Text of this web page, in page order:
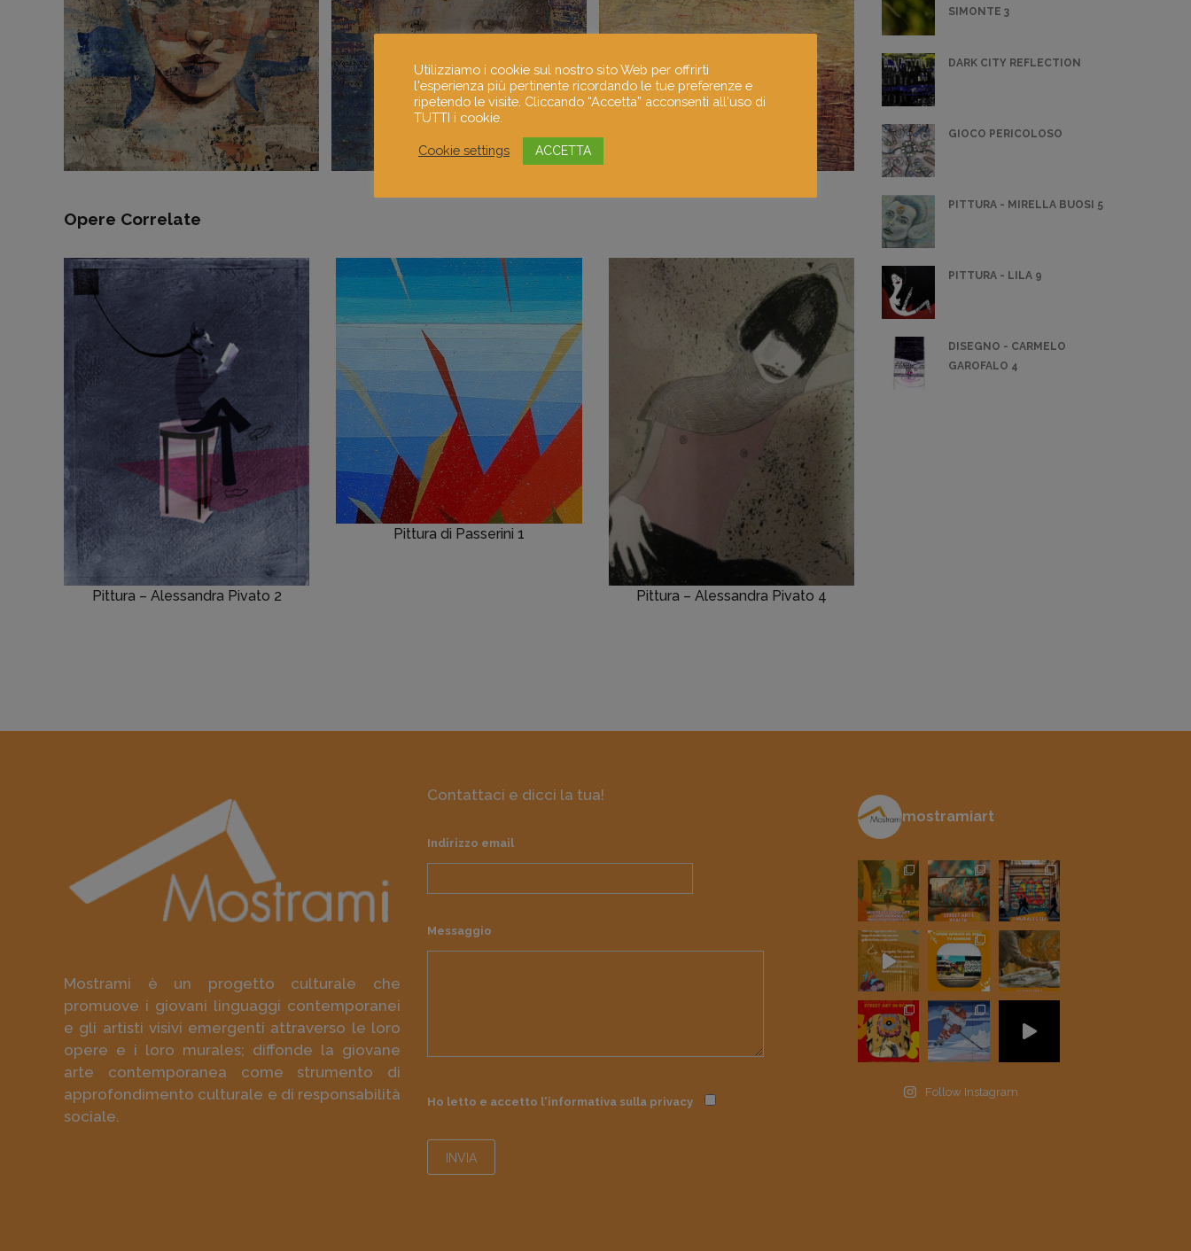
Opere Correlate
Pittura – Alessandra Pivato 2
Pittura di Passerini 1
Pittura – Alessandra Pivato 4
SIMONTE 3
DARK CITY REFLECTION
GIOCO PERICOLOSO
PITTURA - MIRELLA BUOSI 5
PITTURA - LILA 9
DISEGNO - CARMELO
GAROFALO 4
Mostrami è un progetto culturale che
promuove i giovani linguaggi contemporanei
e gli artisti visivi emergenti attraverso le loro
opere e i loro murales; diffonde la giovane
arte contemporanea come strumento di
approfondimento culturale e di responsabilità
sociale.
Contattaci e dicci la tua!
Indirizzo email
Messaggio
Ho letto e accetto l'informativa sulla privacy
mostramiart
Follow Instagram
Utilizziamo i cookie sul nostro sito Web per offrirti
l'esperienza più pertinente ricordando le tue preferenze e
ripetendo le visite. Cliccando “Accetta” acconsenti all'uso di
TUTTI i cookie.
Cookie settings ACCETTA